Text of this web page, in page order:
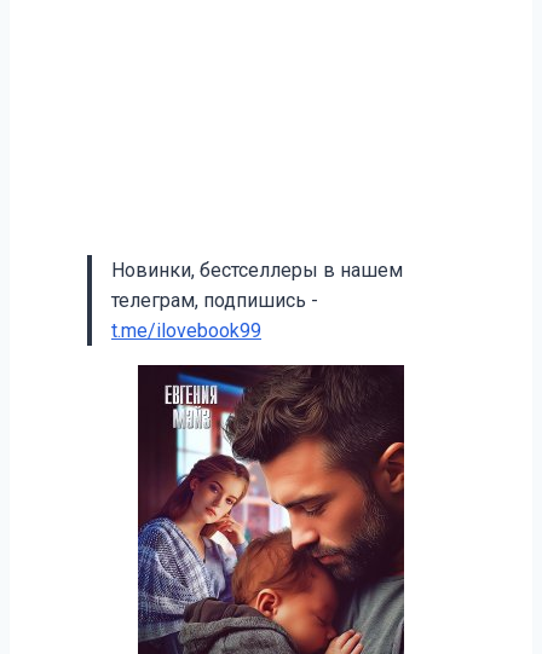
Новинки, бестселлеры в нашем
телеграм, подпишись -
t.me/ilovebook99